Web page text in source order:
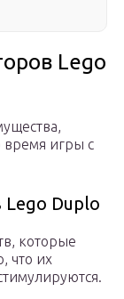
Lego
время игры с
Lego Duplo
которые
что их